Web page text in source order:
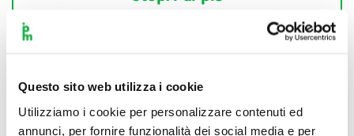
Questo sito web utilizza i cookie
Utilizziamo i cookie per personalizzare contenuti ed
annunci, per fornire funzionalità dei social media e per